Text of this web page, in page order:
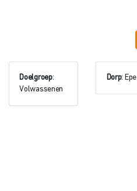
Doelgroep:
Volwassenen
Dorp: Epe